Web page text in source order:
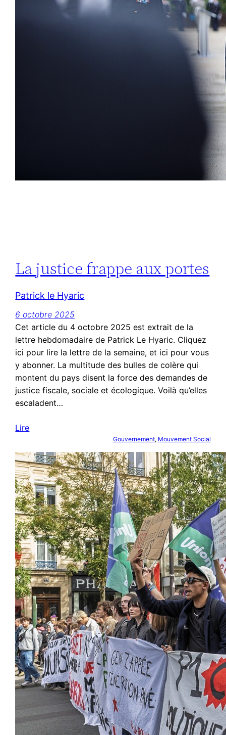
La justice frappe aux portes
Patrick le Hyaric
6 octobre 2025
Cet article du 4 octobre 2025 est extrait de la
lettre hebdomadaire de Patrick Le Hyaric. Cliquez
ici pour lire la lettre de la semaine, et ici pour vous
y abonner. La multitude des bulles de colère qui
montent du pays disent la force des demandes de
justice fiscale, sociale et écologique. Voilà qu’elles
escaladent…
Lire
Gouvernement, Mouvement Social